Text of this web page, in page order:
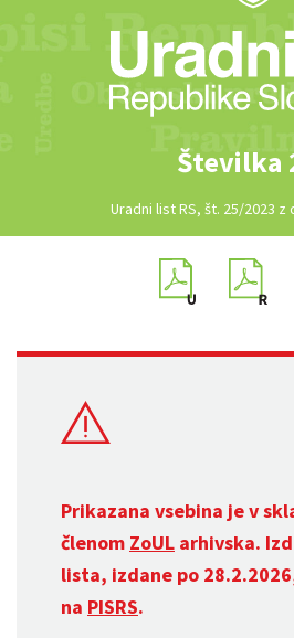
Številka
Uradni list RS, št. 25/2023 z
Prikazana vsebina je v
členom ZoUL arhivska.
lista, izdane po
na PISRS.